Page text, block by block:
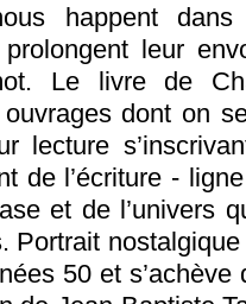
happent
leur
Le livre de
dont on
lecture
de l’écriture -
et de l’univers
Portrait
50 et